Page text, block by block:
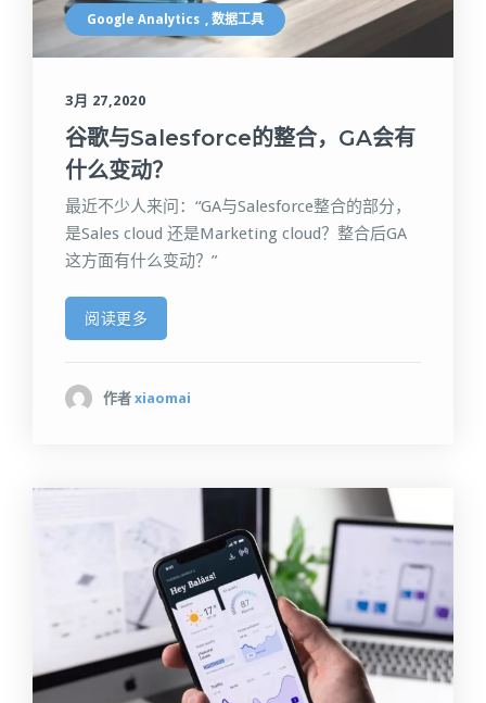
Google Analytics , 数据工具
3月 27,2020
谷歌与Salesforce的整合，GA会有
什么变动？
最近不少人来问：“GA与Salesforce整合的部分，
是Sales cloud 还是Marketing cloud？整合后GA
这方面有什么变动？”
阅读更多
作者 xiaomai